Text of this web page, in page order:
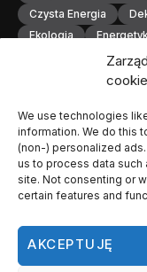
cookie
We use technologies
information. We do this
(non-) personalized
us to process data such
site. Not consenting or
certain features and
AKCEPTUJĘ
Czysta Energia
Ekologia
Gospodarka
Magazynowanie
Małopolska
Odnawialne Źródła
OZE
Polska
Technologia
Transformacja
Transport Wodorowy